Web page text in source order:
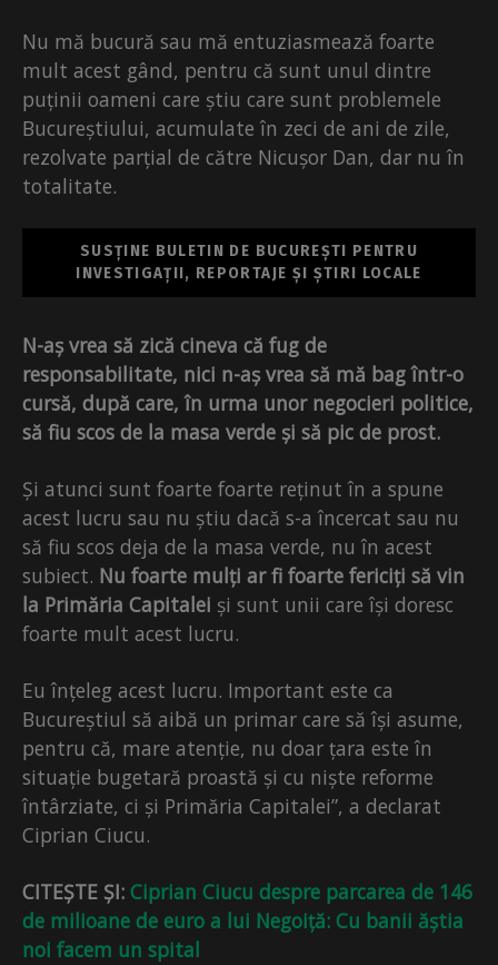
Nu mă bucură sau mă entuziasmează foarte
mult acest gând, pentru că sunt unul dintre
puținii oameni care știu care sunt problemele
Bucureștiului, acumulate în zeci de ani de zile,
rezolvate parțial de către Nicușor Dan, dar nu în
totalitate.
SUSȚINE BULETIN DE BUCUREȘTI PENTRU
INVESTIGAȚII, REPORTAJE ȘI ȘTIRI LOCALE
N-aș vrea să zică cineva că fug de
responsabilitate, nici n-aș vrea să mă bag într-o
cursă, după care, în urma unor negocieri politice,
să fiu scos de la masa verde și să pic de prost.
Și atunci sunt foarte foarte reținut în a spune
acest lucru sau nu știu dacă s-a încercat sau nu
să fiu scos deja de la masa verde, nu în acest
subiect. Nu foarte mulți ar fi foarte fericiți să vin
la Primăria Capitalei și sunt unii care își doresc
foarte mult acest lucru.
Eu înțeleg acest lucru. Important este ca
Bucureștiul să aibă un primar care să își asume,
pentru că, mare atenție, nu doar țara este în
situație bugetară proastă și cu niște reforme
întârziate, ci și Primăria Capitalei”, a declarat
Ciprian Ciucu.
CITEȘTE ȘI: Ciprian Ciucu despre parcarea de 146
de milioane de euro a lui Negoiță: Cu banii ăștia
noi facem un spital